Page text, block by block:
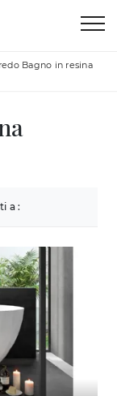
Bagno in resina
a :